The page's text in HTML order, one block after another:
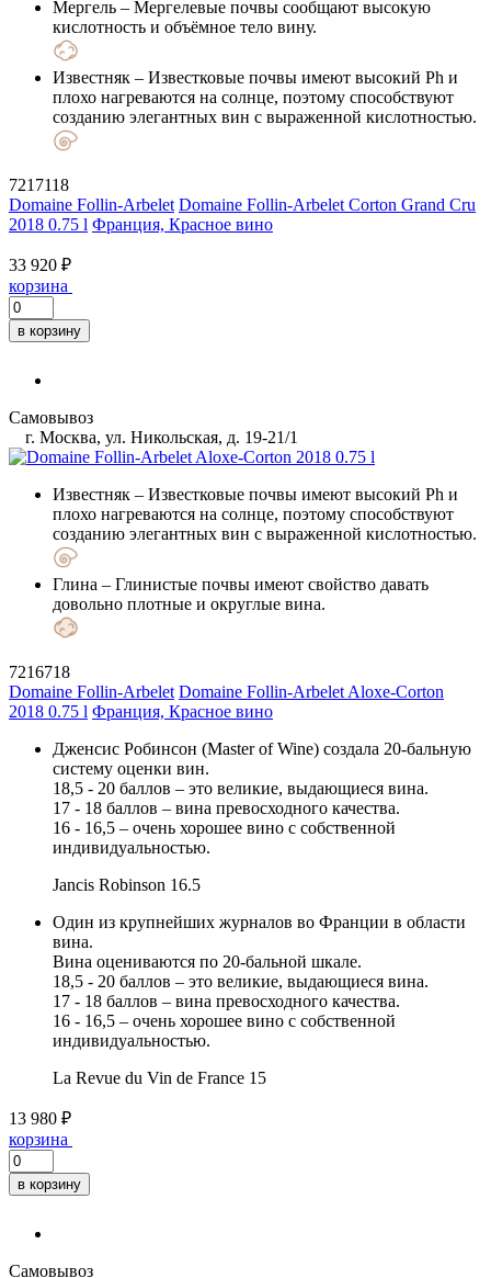
Мергель – Мергелевые почвы сообщают высокую
кислотность и объёмное тело вину.
Известняк – Известковые почвы имеют высокий Ph и
плохо нагреваются на солнце, поэтому способствуют
созданию элегантных вин с выраженной кислотностью.
7217118
Domaine Follin-Arbelet Domaine Follin-Arbelet Corton Grand Cru
2018 0.75 l Франция, Красное вино
33 920 ₽
корзина
в корзину
Самовывоз
г. Москва, ул. Никольская, д. 19-21/1
Известняк – Известковые почвы имеют высокий Ph и
плохо нагреваются на солнце, поэтому способствуют
созданию элегантных вин с выраженной кислотностью.
Глина – Глинистые почвы имеют свойство давать
довольно плотные и округлые вина.
7216718
Domaine Follin-Arbelet Domaine Follin-Arbelet Aloxe-Corton
2018 0.75 l Франция, Красное вино
Дженсис Робинсон (Master of Wine) создала 20-бальную
систему оценки вин.
18,5 - 20 баллов – это великие, выдающиеся вина.
17 - 18 баллов – вина превосходного качества.
16 - 16,5 – очень хорошее вино с собственной
индивидуальностью.
Jancis Robinson 16.5
Один из крупнейших журналов во Франции в области
вина.
Вина оцениваются по 20-бальной шкале.
18,5 - 20 баллов – это великие, выдающиеся вина.
17 - 18 баллов – вина превосходного качества.
16 - 16,5 – очень хорошее вино с собственной
индивидуальностью.
La Revue du Vin de France 15
13 980 ₽
корзина
в корзину
Самовывоз